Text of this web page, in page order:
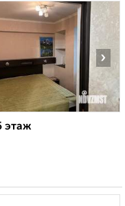
›
этаж